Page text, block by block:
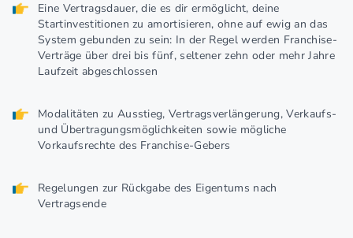
Eine Vertragsdauer, die es dir ermöglicht, deine
Startinvestitionen zu amortisieren, ohne auf ewig an das
System gebunden zu sein: In der Regel werden Franchise-
Verträge über drei bis fünf, seltener zehn oder mehr Jahre
Laufzeit abgeschlossen
Modalitäten zu Ausstieg, Vertragsverlängerung, Verkaufs-
und Übertragungsmöglichkeiten sowie mögliche
Vorkaufsrechte des Franchise-Gebers
Regelungen zur Rückgabe des Eigentums nach
Vertragsende